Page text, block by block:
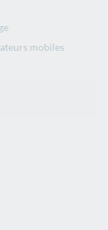
mobiles